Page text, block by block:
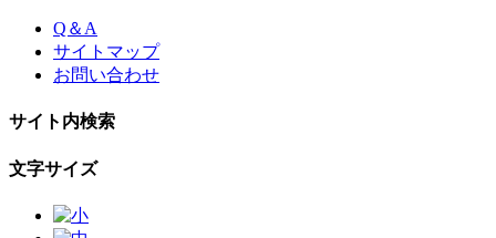
Skip
content
Q＆A
サイトマップ
お問い合わせ
サイト内検索
文字サイズ